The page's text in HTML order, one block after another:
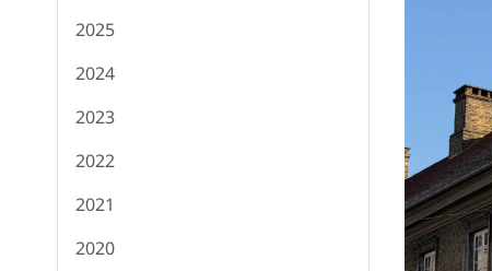
2025
2024
2023
2022
2021
2020